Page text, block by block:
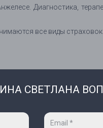
Диагностика,
все виды страховок.
СВЕТЛАНА
Ваш